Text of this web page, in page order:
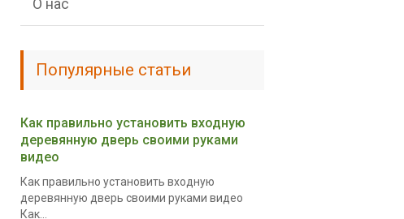
О нас
Популярные статьи
Как правильно установить входную
деревянную дверь своими руками
видео
Как правильно установить входную
деревянную дверь своими руками видео
Как...